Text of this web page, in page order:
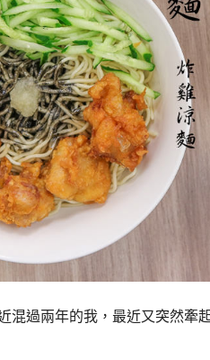
混過兩年的我，最近又突然牽